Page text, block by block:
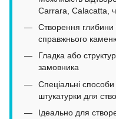
Carrara, Calacatta,
Створення глибини
справжнього
Гладка або
замовника
Спеціальні
штукатурки для
Ідеально для